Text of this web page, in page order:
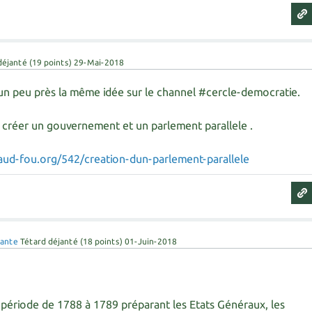
(19 points) 29-Mai-2018
peu près la même idée sur le channel #cercle-democratie.
un gouvernement et un parlement parallele .
fou.org/542/creation-dun-parlement-parallele
Tétard déjanté (18 points) 01-Juin-2018
de 1788 à 1789 préparant les Etats Généraux, les